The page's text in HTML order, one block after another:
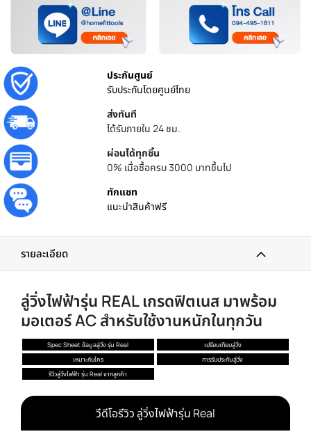
ประกันศูนย์
รับประกันโดยศูนย์ไทย
ส่งทันที
ได้รับภายใน 24 ชม.
ผ่อนได้ทุกชิ้น
0% เมื่อซื้อครบ 3000 บาทขึ้นไป
ทักแชท
แนะนำสินค้าฟรี
รายละเอียด
ลู่วิ่งไฟฟ้ารุ่น REAL เกรดฟิตเนส มาพร้อม
มอเตอร์ AC สำหรับใช้งานหนักในทุกวัน
Spec Sheet ข้อมูลลู่วิ่ง รุ่น Real
เปรียบเทียบลู่วิ่ง
เหมาะกับใคร
การรับประกันลู่วิ่ง
รีวิวลู่วิ่งไฟฟ้า รุ่น Real จากลูกค้า
วีดีโอรีวิว ลู่วิ่งไฟฟ้ารุ่น Real